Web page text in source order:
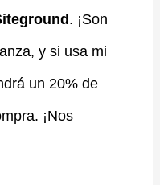
. ¡Son
y si usa mi
un 20% de
¡Nos